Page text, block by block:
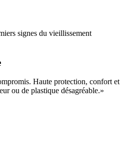
signes du vieillissement
Haute protection, confort et
ou de plastique désagréable.